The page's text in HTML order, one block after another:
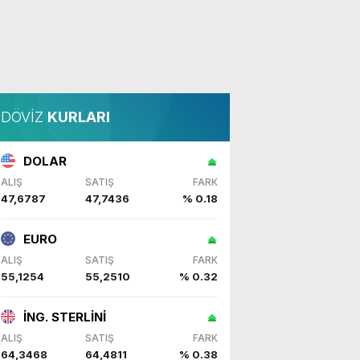
DÖVİZ KURLARI
DOLAR
ALIŞ SATIŞ FARK
47,6787 47,7436 % 0.18
EURO
ALIŞ SATIŞ FARK
55,1254 55,2510 % 0.32
İNG. STERLİNİ
ALIŞ SATIŞ FARK
64,3468 64,4811 % 0.38